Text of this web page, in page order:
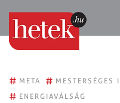
# META # MESTERSÉGES
# ENERGIAVÁLSÁG